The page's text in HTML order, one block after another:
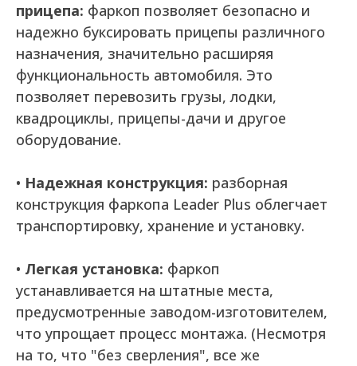
прицепа: фаркоп позволяет безопасно и
надежно буксировать прицепы различного
назначения, значительно расширяя
функциональность автомобиля. Это
позволяет перевозить грузы, лодки,
квадроциклы, прицепы-дачи и другое
оборудование.
• Надежная конструкция: разборная
конструкция фаркопа Leader Plus облегчает
транспортировку, хранение и установку.
• Легкая установка: фаркоп
устанавливается на штатные места,
предусмотренные заводом-изготовителем,
что упрощает процесс монтажа. (Несмотря
на то, что "без сверления", все же